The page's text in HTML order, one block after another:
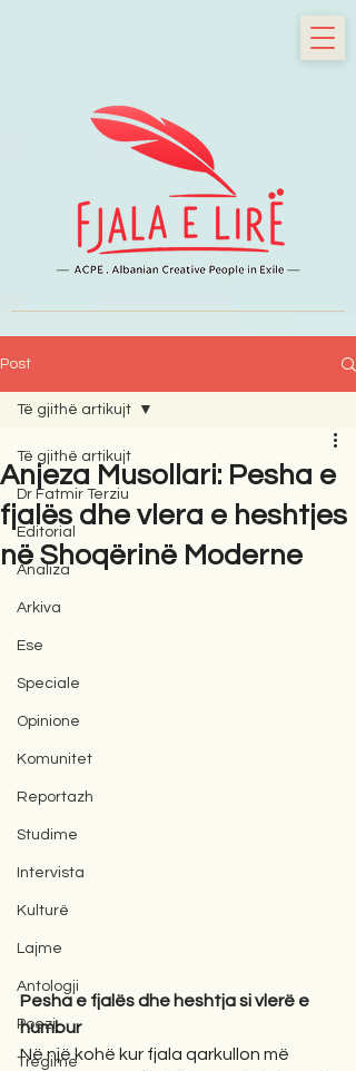
Post
Të gjithë artikujt
Dr Fatmir Terziu
Editorial
Analiza
Arkiva
Ese
Speciale
Opinione
Komunitet
Reportazh
Studime
Intervista
Kulturë
Lajme
Antologji
Poezi
Tregime
Të gjithë artikujt
Anjeza Musollari: Pesha e
fjalës dhe vlera e heshtjes
në Shoqërinë Moderne
Pesha e fjalës dhe heshtja si vlerë e
humbur
Në një kohë kur fjala qarkullon më